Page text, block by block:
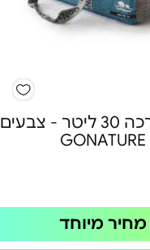
צידנית רכה 30 ליטר - צבעים
מחיר מיוחד